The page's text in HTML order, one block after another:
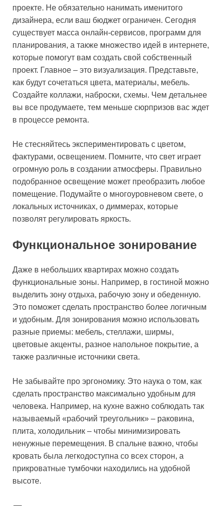
проекте. Не обязательно нанимать именитого
дизайнера, если ваш бюджет ограничен. Сегодня
существует масса онлайн-сервисов, программ для
планирования, а также множество идей в интернете,
которые помогут вам создать свой собственный
проект. Главное – это визуализация. Представьте,
как будут сочетаться цвета, материалы, мебель.
Создайте коллажи, наброски, схемы. Чем детальнее
вы все продумаете, тем меньше сюрпризов вас ждет
в процессе ремонта.
Не стесняйтесь экспериментировать с цветом,
фактурами, освещением. Помните, что свет играет
огромную роль в создании атмосферы. Правильно
подобранное освещение может преобразить любое
помещение. Подумайте о многоуровневом свете, о
локальных источниках, о диммерах, которые
позволят регулировать яркость.
Функциональное зонирование
Даже в небольших квартирах можно создать
функциональные зоны. Например, в гостиной можно
выделить зону отдыха, рабочую зону и обеденную.
Это поможет сделать пространство более логичным
и удобным. Для зонирования можно использовать
разные приемы: мебель, стеллажи, ширмы,
цветовые акценты, разное напольное покрытие, а
также различные источники света.
Не забывайте про эргономику. Это наука о том, как
сделать пространство максимально удобным для
человека. Например, на кухне важно соблюдать так
называемый «рабочий треугольник» – раковина,
плита, холодильник – чтобы минимизировать
ненужные перемещения. В спальне важно, чтобы
кровать была легкодоступна со всех сторон, а
прикроватные тумбочки находились на удобной
высоте.